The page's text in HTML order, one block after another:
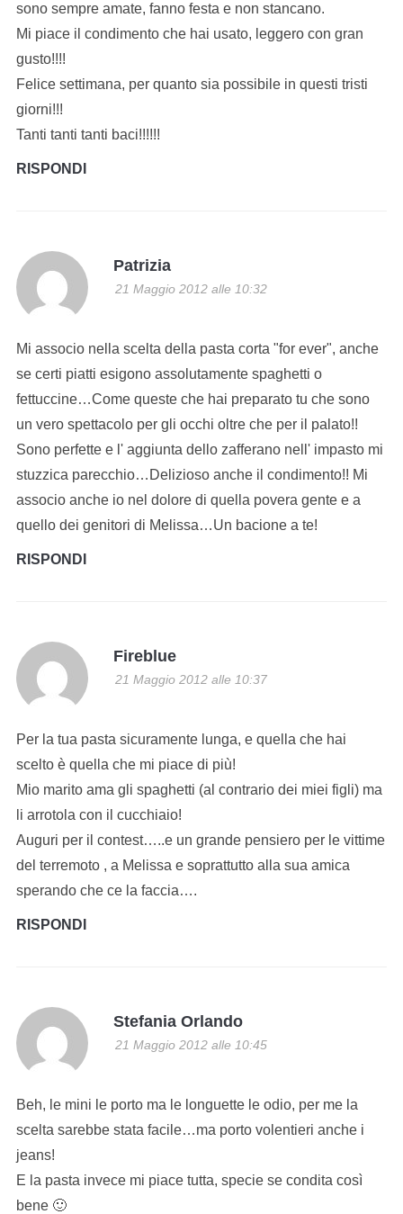
sono sempre amate, fanno festa e non stancano.
Mi piace il condimento che hai usato, leggero con gran
gusto!!!!
Felice settimana, per quanto sia possibile in questi tristi
giorni!!!
Tanti tanti tanti baci!!!!!!
RISPONDI
Patrizia
21 Maggio 2012 alle 10:32
Mi associo nella scelta della pasta corta "for ever", anche
se certi piatti esigono assolutamente spaghetti o
fettuccine…Come queste che hai preparato tu che sono
un vero spettacolo per gli occhi oltre che per il palato!!
Sono perfette e l' aggiunta dello zafferano nell' impasto mi
stuzzica parecchio…Delizioso anche il condimento!! Mi
associo anche io nel dolore di quella povera gente e a
quello dei genitori di Melissa…Un bacione a te!
RISPONDI
Fireblue
21 Maggio 2012 alle 10:37
Per la tua pasta sicuramente lunga, e quella che hai
scelto è quella che mi piace di più!
Mio marito ama gli spaghetti (al contrario dei miei figli) ma
li arrotola con il cucchiaio!
Auguri per il contest…..e un grande pensiero per le vittime
del terremoto , a Melissa e soprattutto alla sua amica
sperando che ce la faccia….
RISPONDI
Stefania Orlando
21 Maggio 2012 alle 10:45
Beh, le mini le porto ma le longuette le odio, per me la
scelta sarebbe stata facile…ma porto volentieri anche i
jeans!
E la pasta invece mi piace tutta, specie se condita così
bene 🙂